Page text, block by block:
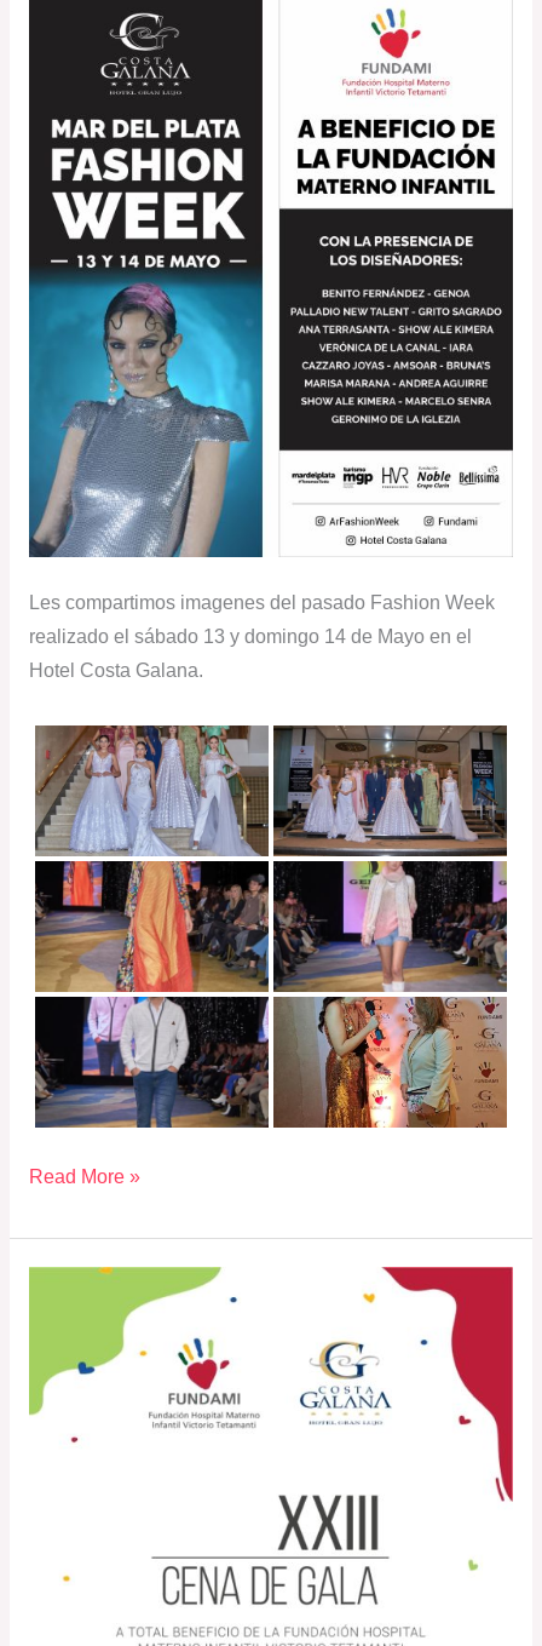
Les compartimos imagenes del pasado Fashion Week
realizado el sábado 13 y domingo 14 de Mayo en el
Hotel Costa Galana.
Plata
Read More »